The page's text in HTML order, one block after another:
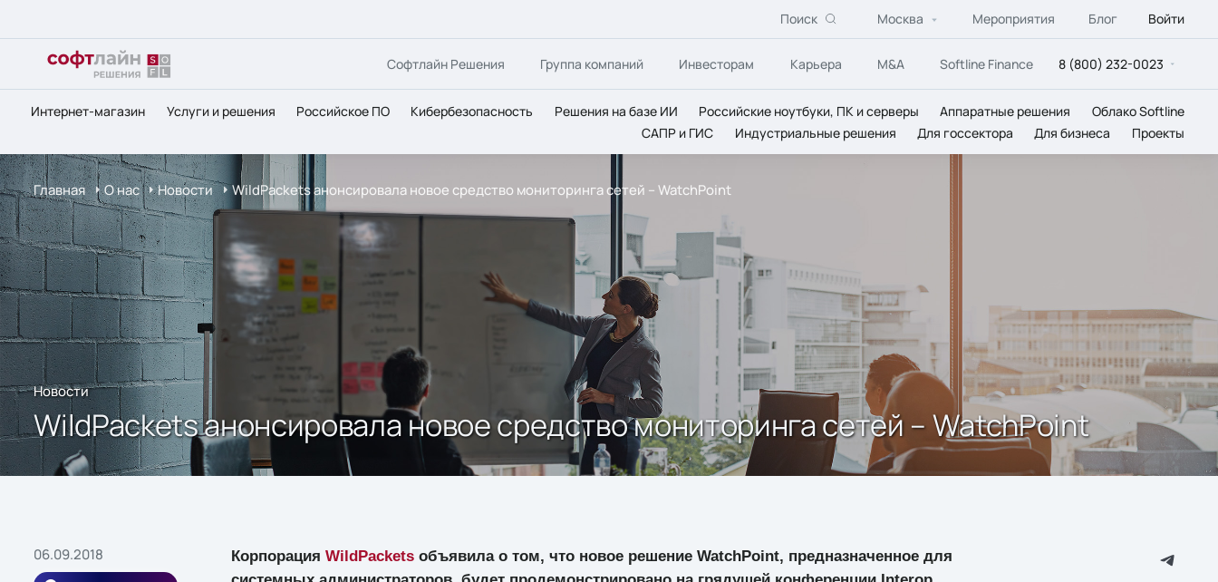
Поиск Москва Мероприятия Блог Войти
Софтлайн Решения Группа компаний Инвесторам Карьера M&A Softline Finance 8 (800) 232-0023
Интернет-магазин Услуги и решения Российское ПО Кибербезопасность Решения на базе ИИ Российские ноутбуки, ПК и серверы Аппаратные решения
Облако Softline
САПР и ГИС
Индустриальные решения Для госсектора Для бизнеса Проекты
Главная О нас Новости WildPackets анонсировала новое средство мониторинга сетей – WatchPoint
Новости
WildPackets анонсировала новое средство мониторинга сетей – WatchPoint
06.09.2018 Корпорация WildPacketsобъявила о том, что новое решение WatchPoint, предназначенное для